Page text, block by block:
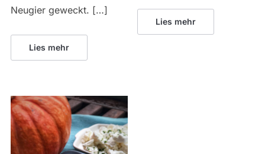
Neugier geweckt. […]
Lies mehr
Lies mehr